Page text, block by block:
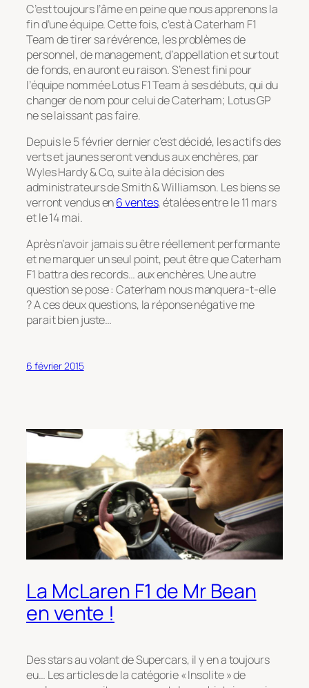
C’est toujours l’âme en peine que nous apprenons la
fin d’une équipe. Cette fois, c’est à Caterham F1
Team de tirer sa révérence, les problèmes de
personnel, de management, d’appellation et surtout
de fonds, en auront eu raison. S’en est fini pour
l’équipe nommée Lotus F1 Team à ses débuts, qui du
changer de nom pour celui de Caterham; Lotus GP
ne se laissant pas faire.
Depuis le 5 février dernier c’est décidé, les actifs des
verts et jaunes seront vendus aux enchères, par
Wyles Hardy & Co, suite à la décision des
administrateurs de Smith & Williamson. Les biens se
verront vendus en6 ventes, étalées entre le 11 mars
et le 14 mai.
Après n’avoir jamais su être réellement performante
et ne marquer un seul point, peut être que Caterham
F1 battra des records… aux enchères. Une autre
question se pose : Caterham nous manquera-t-elle
? A ces deux questions, la réponse négative me
parait bien juste…
6 février 2015
La McLaren F1 de Mr Bean
en vente !
Des stars au volant de Supercars, il y en a toujours
eu… Les articles de la catégorie « Insolite » de